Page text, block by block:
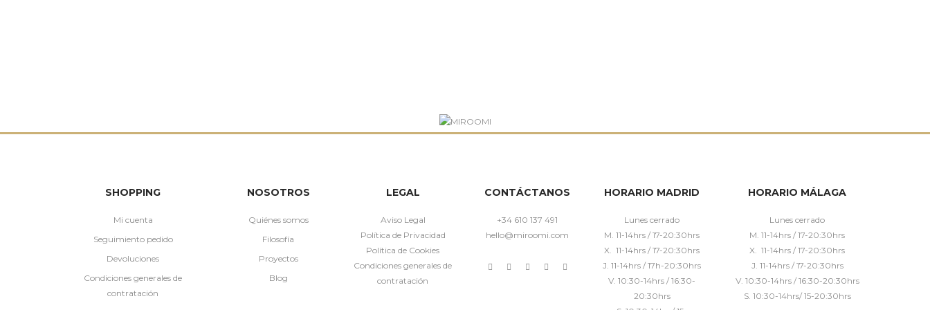
SHOPPING
Mi cuenta
Seguimiento pedido
Devoluciones
Condiciones generales de
contratación
NOSOTROS
Quiénes somos
Filosofía
Proyectos
Blog
LEGAL
Aviso Legal
Política de Privacidad
Política de Cookies
Condiciones generales de
contratación
CONTÁCTANOS
+34 610 137 491
hello@miroomi.com
HORARIO MADRID
Lunes cerrado
M. 11-14hrs / 17-20:30hrs
X. 11-14hrs / 17-20:30hrs
J. 11-14hrs / 17h-20:30hrs
V. 10:30-14hrs / 16:30-
20:30hrs
HORARIO MÁLAGA
Lunes cerrado
M. 11-14hrs / 17-20:30hrs
X. 11-14hrs / 17-20:30hrs
J. 11-14hrs / 17-20:30hrs
V. 10:30-14hrs / 16:30-20:30hrs
S. 10:30-14hrs/ 15-20:30hrs